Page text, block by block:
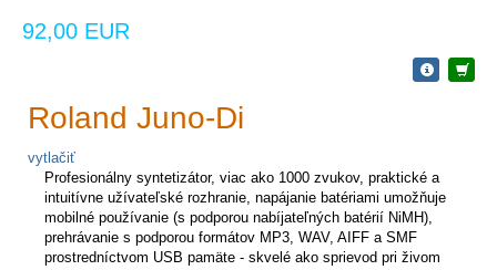
92,00 EUR
Roland Juno-Di
vytlačiť
Profesionálny syntetizátor, viac ako 1000 zvukov, praktické a
intuitívne užívateľské rozhranie, napájanie batériami umožňuje
mobilné používanie (s podporou nabíjateľných batérií NiMH),
prehrávanie s podporou formátov MP3, WAV, AIFF a SMF
prostredníctvom USB pamäte - skvelé ako sprievod pri živom